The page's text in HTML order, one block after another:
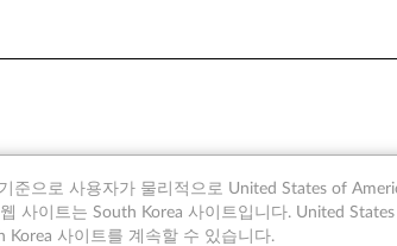
티 - ThinkPad X300
기준으로 사용자가 물리적으로 United States of
사이트는 South Korea 사이트입니다. United
Korea 사이트를 계속할 수 있습니다.